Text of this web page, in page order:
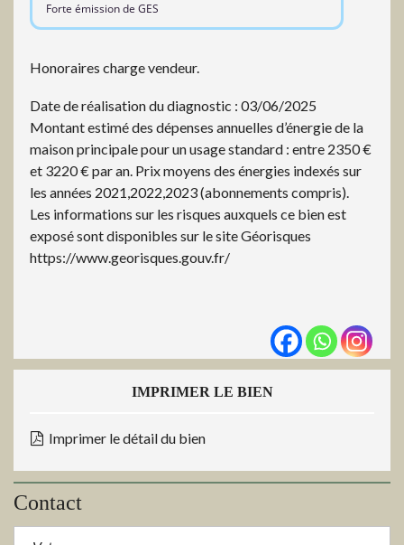
Forte émission de GES
Honoraires charge vendeur.
Date de réalisation du diagnostic : 03/06/2025
Montant estimé des dépenses annuelles d’énergie de la
maison principale pour un usage standard : entre 2350 €
et 3220 € par an. Prix moyens des énergies indexés sur
les années 2021,2022,2023 (abonnements compris).
Les informations sur les risques auxquels ce bien est
exposé sont disponibles sur le site Géorisques
https://www.georisques.gouv.fr/
IMPRIMER LE BIEN
Imprimer le détail du bien
Contact